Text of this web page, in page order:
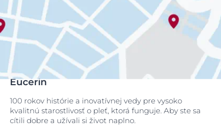
Eucerin
100 rokov histórie a inovatívnej vedy pre vysoko
kvalitnú starostlivosť o pleť, ktorá funguje. Aby ste sa
cítili dobre a užívali si život naplno.